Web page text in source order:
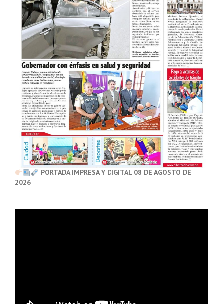
PORTADA IMPRESA Y DIGITAL 08 DE AGOSTO DE
2026